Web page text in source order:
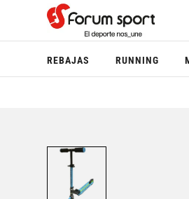
REBAJAS RUNNING